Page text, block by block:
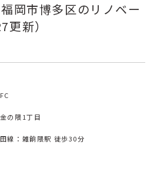
岡市博多区のリノベー
新）
の隈1丁目
線：雑餉隈駅 徒歩30分